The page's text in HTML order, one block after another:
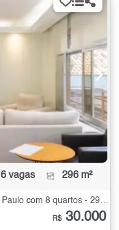
6 vagas 296 m²
R$ 30.000